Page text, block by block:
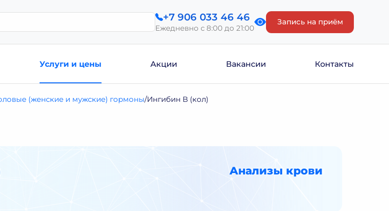
+7 906 033 46 46
Ежедневно с 8:00 до 21:00
Запись на приём
Услуги и цены Акции Вакансии Контакты
(женские и мужские) гормоны Ингибин В (кол)
Анализы крови